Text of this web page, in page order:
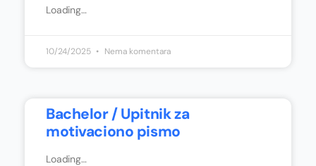
Loading…
10/24/2025 Nema komentara
Bachelor / Upitnik za
motivaciono pismo
Loading…